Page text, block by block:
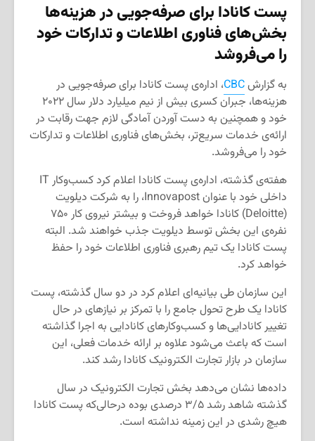
پست کانادا برای صرفه‌جویی در هزینه‌ها
بخش‌های فناوری اطلاعات و تدارکات خود
را می‌فروشد
به گزارشCBC، اداره‌ی پست کانادا برای صرفه‌جویی در
هزینه‌ها، جبران کسری بیش از نیم میلیارد دلار سال ۲۰۲۲
خود و همچنین به دست آوردن آمادگی لازم جهت رقابت در
ارائه‌ی خدمات سریع‌تر، بخش‌های فناوری اطلاعات و تدارکات
خود را می‌فروشد.
هفته‌ی گذشته، اداره‌ی پست کانادا اعلام کرد کسب‌وکار IT
داخلی خود با عنوان Innovapost، را به شرکت دیلویت
(Deloitte) کانادا خواهد فروخت و بیشتر نیروی کار ۷۵۰
نفره‌ی این بخش توسط دیلویت جذب خواهند شد. البته
پست کانادا یک تیم رهبری فناوری اطلاعات خود را حفظ
خواهد کرد.
این سازمان طی بیانیه‌ای اعلام کرد در دو سال گذشته، پست
کانادا یک طرح تحول جامع را با تمرکز بر نیازهای در حال
تغییر کانادایی‌ها و کسب‌وکارهای کانادایی به اجرا گذاشته
است که باعث می‌شود علاوه بر ارائه خدمات فعلی، این
سازمان در بازار تجارت الکترونیک کانادا رشد کند.
داده‌ها نشان می‌دهد بخش تجارت الکترونیک در سال
گذشته شاهد رشد ۳/۵ درصدی بوده درحالی‌که پست کانادا
هیچ رشدی در این زمینه نداشته است.